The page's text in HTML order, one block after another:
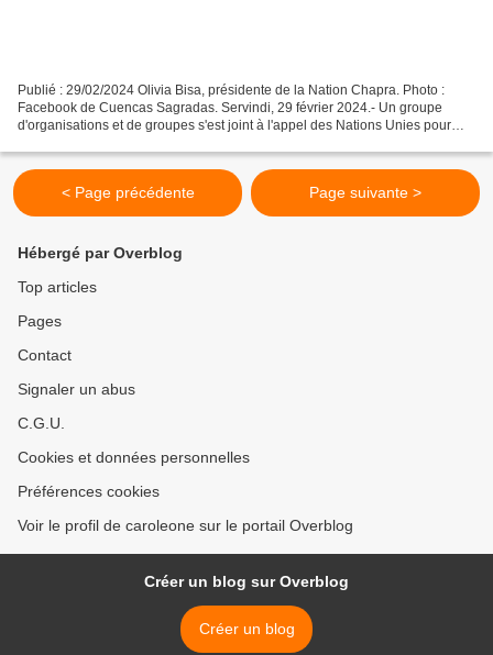
Publié : 29/02/2024 Olivia Bisa, présidente de la Nation Chapra. Photo :
Facebook de Cuencas Sagradas. Servindi, 29 février 2024.- Un groupe
d'organisations et de groupes s'est joint à l'appel des Nations Unies pour
< Page précédente Page suivante >
Hébergé par Overblog
Top articles
Pages
Contact
Signaler un abus
C.G.U.
Cookies et données personnelles
Préférences cookies
Voir le profil de caroleone sur le portail Overblog
Créer un blog sur Overblog
Créer un blog